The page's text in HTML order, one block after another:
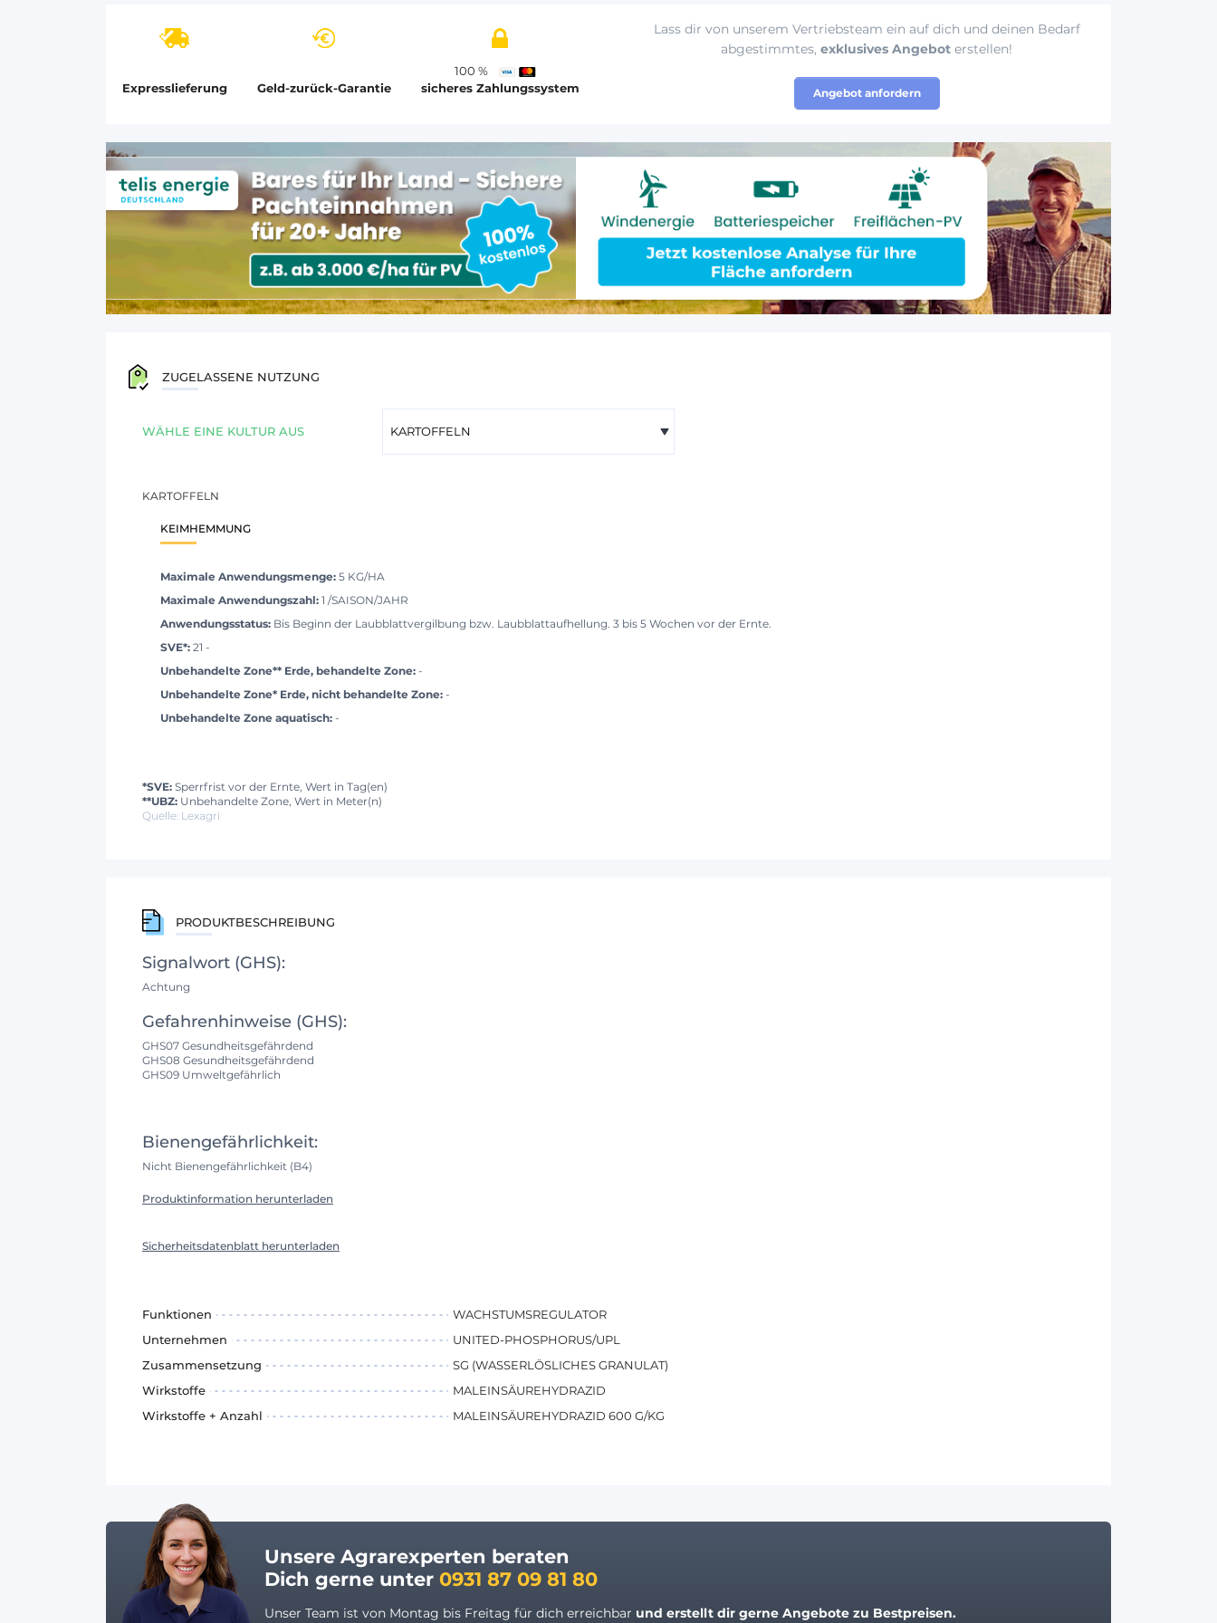
Expresslieferung Geld-zurück-Garantie
100 %
sicheres Zahlungssystem
Lass dir von unserem Vertriebsteam ein auf dich und deinen Bedarf
abgestimmtes, exklusives Angebot erstellen!
Angebot anfordern
ZUGELASSENE NUTZUNG
WÄHLE EINE KULTUR AUS
KARTOFFELN
KEIMHEMMUNG
Maximale Anwendungsmenge: 5 KG/HA
Maximale Anwendungszahl: 1 /SAISON/JAHR
Anwendungsstatus: Bis Beginn der Laubblattvergilbung bzw. Laubblattaufhellung. 3 bis 5 Wochen vor der Ernte.
SVE*: 21 -
Unbehandelte Zone** Erde, behandelte Zone: -
Unbehandelte Zone* Erde, nicht behandelte Zone: -
Unbehandelte Zone aquatisch: -
*SVE: Sperrfrist vor der Ernte, Wert in Tag(en)
**UBZ: Unbehandelte Zone, Wert in Meter(n)
Quelle: Lexagri
PRODUKTBESCHREIBUNG
Signalwort (GHS):
Achtung
Gefahrenhinweise (GHS):
GHS07 Gesundheitsgefährdend
GHS08 Gesundheitsgefährdend
GHS09 Umweltgefährlich
Bienengefährlichkeit:
Nicht Bienengefährlichkeit (B4)
Produktinformation herunterladen
Sicherheitsdatenblatt herunterladen
Funktionen
WACHSTUMSREGULATOR
Unternehmen
UNITED-PHOSPHORUS/UPL
Zusammensetzung
SG (WASSERLÖSLICHES GRANULAT)
Wirkstoffe
MALEINSÄUREHYDRAZID
Wirkstoffe + Anzahl
MALEINSÄUREHYDRAZID 600 G/KG
Unsere Agrarexperten beraten
Dich gerne unter 0931 87 09 81 80
Unser Team ist von Montag bis Freitag für dich erreichbar und erstellt dir gerne Angebote zu Bestpreisen.